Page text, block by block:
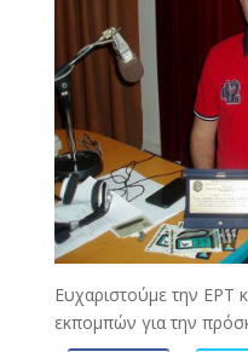
Ευχαριστούμε την ΕΡΤ
εκπομπών για την